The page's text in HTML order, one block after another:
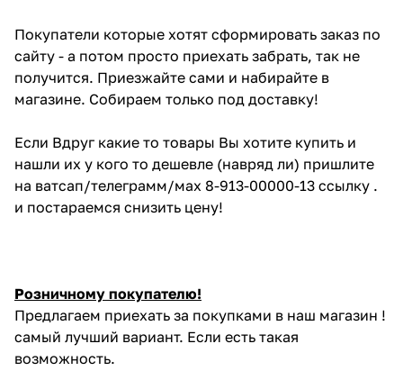
Покупатели которые хотят сформировать заказ по
сайту - а потом просто приехать забрать, так не
получится. Приезжайте сами и набирайте в
магазине. Собираем только под доставку!
Если Вдруг какие то товары Вы хотите купить и
нашли их у кого то дешевле (навряд ли) пришлите
на ватсап/телеграмм/мах 8-913-00000-13 ссылку .
и постараемся снизить цену!
Розничному покупателю!
Предлагаем приехать за покупками в наш магазин !
самый лучший вариант. Если есть такая
возможность.